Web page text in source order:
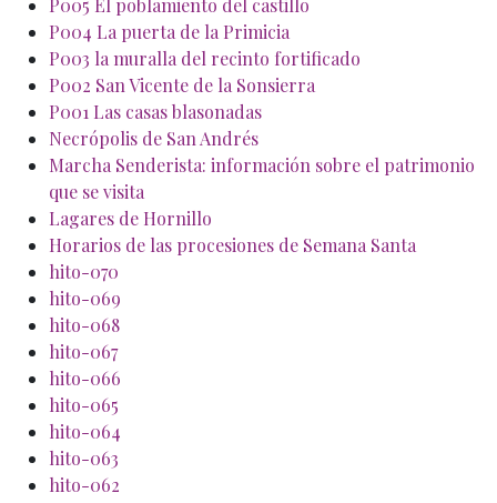
P005 El poblamiento del castillo
P004 La puerta de la Primicia
P003 la muralla del recinto fortificado
P002 San Vicente de la Sonsierra
P001 Las casas blasonadas
Necrópolis de San Andrés
Marcha Senderista: información sobre el patrimonio
que se visita
Lagares de Hornillo
Horarios de las procesiones de Semana Santa
hito-070
hito-069
hito-068
hito-067
hito-066
hito-065
hito-064
hito-063
hito-062